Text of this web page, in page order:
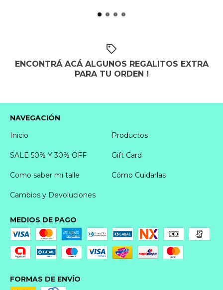
ENCONTRÁ ACÁ ALGUNOS REGALITOS EXTRA
PARA TU ORDEN !
NAVEGACIÓN
Inicio
Productos
SALE 50% Y 30% OFF Gift Card
Como saber mi talle Cómo Cuidarlas
Cambios y Devoluciones
MEDIOS DE PAGO
FORMAS DE ENVÍO